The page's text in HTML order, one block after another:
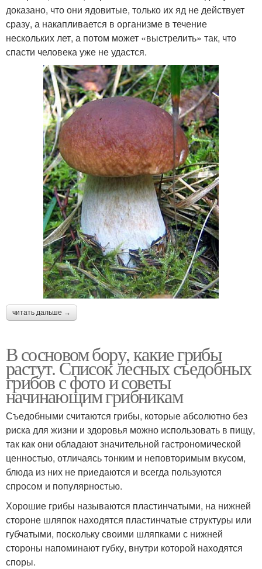
доказано, что они ядовитые, только их яд не действует
сразу, а накапливается в организме в течение
нескольких лет, а потом может «выстрелить» так, что
спасти человека уже не удастся.
читать дальше →
В сосновом бору, какие грибы
растут. Список лесных съедобных
грибов с фото и советы
начинающим грибникам
Съедобными считаются грибы, которые абсолютно без
риска для жизни и здоровья можно использовать в пищу,
так как они обладают значительной гастрономической
ценностью, отличаясь тонким и неповторимым вкусом,
блюда из них не приедаются и всегда пользуются
спросом и популярностью.
Хорошие грибы называются пластинчатыми, на нижней
стороне шляпок находятся пластинчатые структуры или
губчатыми, поскольку своими шляпками с нижней
стороны напоминают губку, внутри которой находятся
споры.